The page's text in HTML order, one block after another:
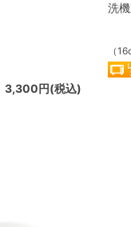
3,300円(税込)
洗
（